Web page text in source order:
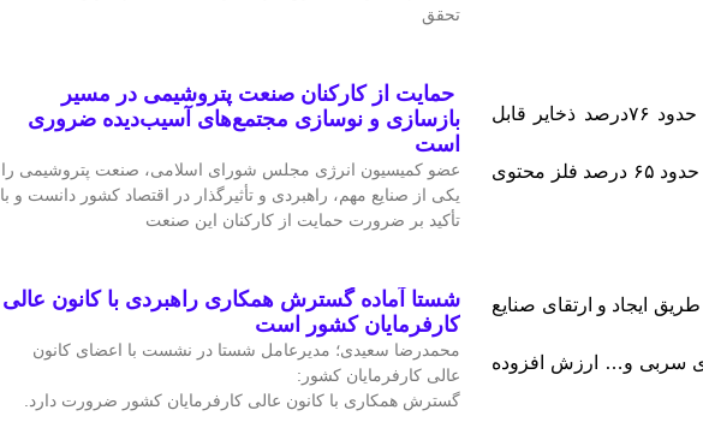
در ادامه مدیر مجتمع سرب و روی و باریت مهدی آباد با بیان اینکه حدود ۷۶درصد ذخایر قابل
برداشت سرب و روی کشور در مهدی آباد قرار دارد، گفت: این ذخایر حدود ۶۵ درصد فلز محتوی
ایجاد و ارتقای صنایع
سربی و… ارزش افزوده
تحقق
حمایت از کارکنان صنعت پتروشیمی در مسیر
بازسازی و نوسازی مجتمع‌های آسیب‌دیده ضروری
است
عضو کمیسیون انرژی مجلس شورای اسلامی، صنعت پتروشیمی را
یکی از صنایع مهم، راهبردی و تأثیرگذار در اقتصاد کشور دانست و با
تأکید بر ضرورت حمایت از کارکنان این صنعت
شستا آماده گسترش همکاری راهبردی با کانون عالی
کارفرمایان کشور است
محمدرضا سعیدی؛ مدیرعامل شستا در نشست با اعضای کانون
عالی کارفرمایان کشور:
گسترش همکاری با کانون عالی کارفرمایان کشور ضرورت دارد.